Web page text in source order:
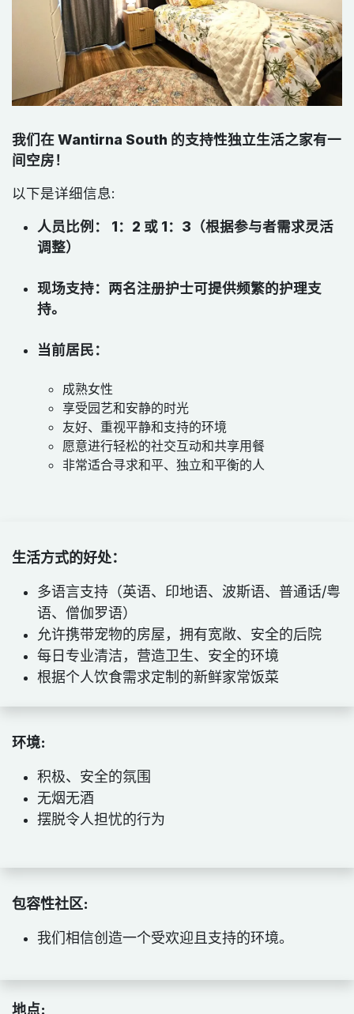
我们在 Wantirna South 的支持性独立生活之家有一
间空房！
以下是详细信息:
人员比例： 1：2 或 1：3（根据参与者需求灵活
调整）​
现场支持：两名注册护士可提供频繁的护理支
持。
当前居民：
成熟女性
享受园艺和安静的时光
友好、重视平静和支持的环境
愿意进行轻松的社交互动和共享用餐
非常适合寻求和平、独立和平衡的人
生活方式的好处：
多语言支持（英语、印地语、波斯语、普通话/粤
语、僧伽罗语）
允许携带宠物的房屋，拥有宽敞、安全的后院
每日专业清洁，营造卫生、安全的环境
根据个人饮食需求定制的新鲜家常饭菜
环境:
积极、安全的氛围
无烟无酒
摆脱令人担忧的行为
包容性社区:
我们相信创造一个受欢迎且支持的环境。
地点: